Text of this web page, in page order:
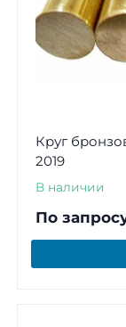
Круг
2019
В наличии
По